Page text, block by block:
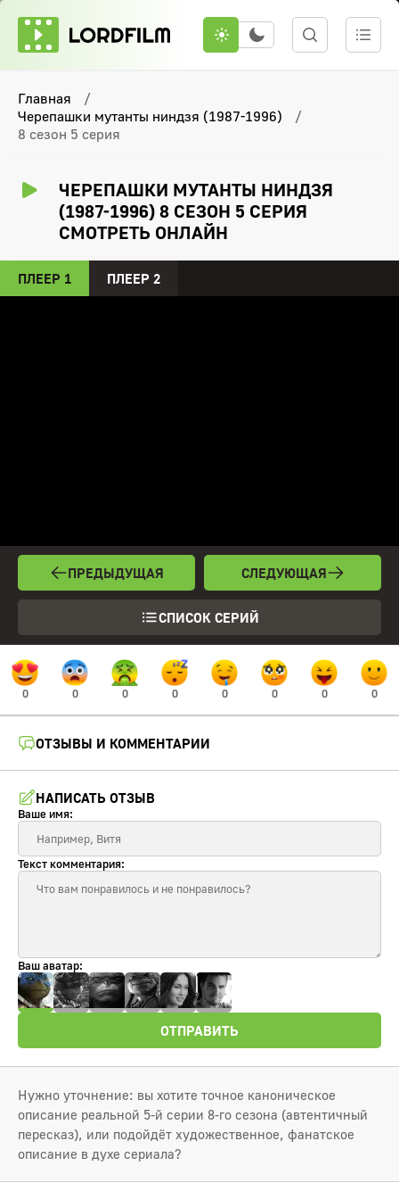
Главная
Черепашки мутанты ниндзя (1987-1996)
8 сезон 5 серия
ЧЕРЕПАШКИ МУТАНТЫ НИНДЗЯ
(1987-1996) 8 СЕЗОН 5 СЕРИЯ
СМОТРЕТЬ ОНЛАЙН
ПЛЕЕР 1 ПЛЕЕР 2
ПРЕДЫДУЩАЯ
СПИСОК СЕРИЙ
СЛЕДУЮЩАЯ
0 0 0 0 0 0 0 0
ОТЗЫВЫ И КОММЕНТАРИИ
НАПИСАТЬ ОТЗЫВ
Ваше имя:
Текст комментария:
Ваш аватар:
ОТПРАВИТЬ
Нужно уточнение: вы хотите точное каноническое
описание реальной 5-й серии 8-го сезона (автентичный
пересказ), или подойдёт художественное, фанатское
описание в духе сериала?